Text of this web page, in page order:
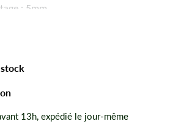
: 5mm.
: 8mm.
13h, expédié le jour-même